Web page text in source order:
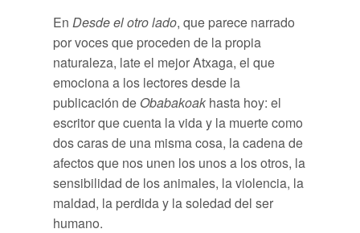
En Desde el otro lado, que parece narrado
por voces que proceden de la propia
naturaleza, late el mejor Atxaga, el que
emociona a los lectores desde la
publicación de Obabakoakhasta hoy: el
escritor que cuenta la vida y la muerte como
dos caras de una misma cosa, la cadena de
afectos que nos unen los unos a los otros, la
sensibilidad de los animales, la violencia, la
maldad, la perdida y la soledad del ser
humano.